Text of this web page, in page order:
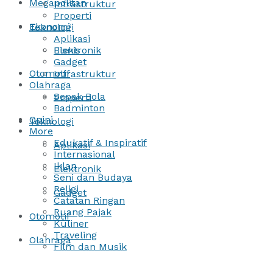
Megapolitan
Ekonomi
Bisnis
Infrastruktur
Properti
Teknologi
Aplikasi
Elektronik
Gadget
Otomotif
Olahraga
Infrastruktur
Properti
Teknologi
Aplikasi
Elektronik
Gadget
Otomotif
Olahraga
Sepak Bola
Badminton
Opini
More
Edukatif & Inspiratif
Internasional
Iklan
Seni dan Budaya
Religi
Catatan Ringan
Ruang Pajak
Kuliner
Traveling
Film dan Musik